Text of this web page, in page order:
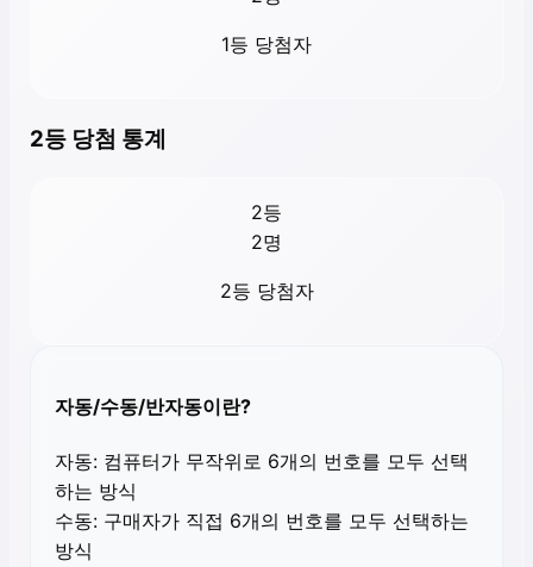
1등 당첨자
2등 당첨 통계
2등
2명
2등 당첨자
자동/수동/반자동이란?
자동: 컴퓨터가 무작위로 6개의 번호를 모두 선택
하는 방식
수동: 구매자가 직접 6개의 번호를 모두 선택하는
방식